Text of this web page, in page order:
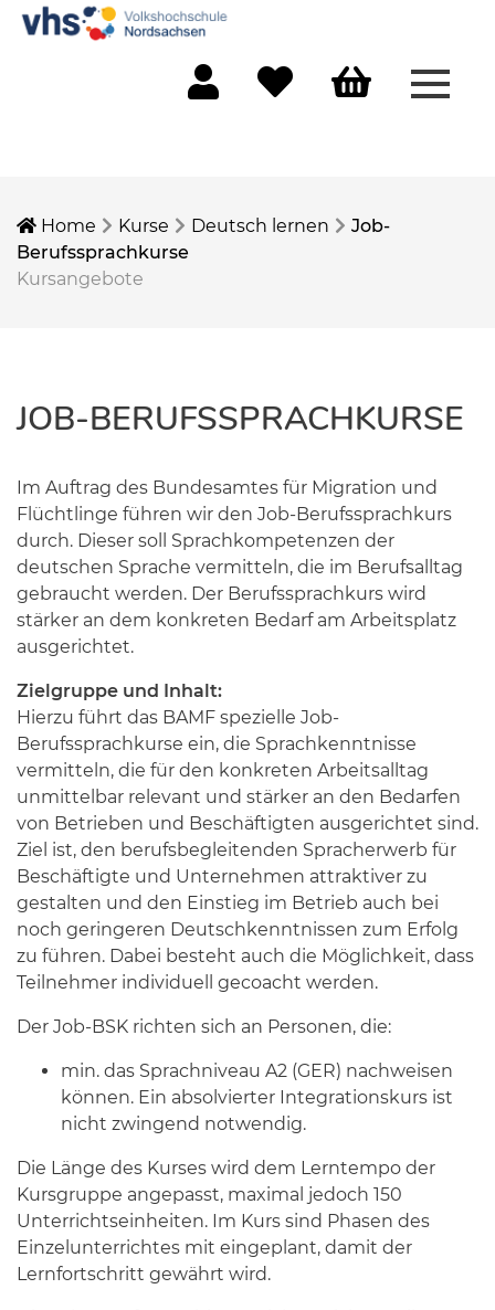
Home Kurse Deutsch lernen
Job-
Berufssprachkurse
Kursangebote
JOB-BERUFSSPRACHKURSE
Im Auftrag des Bundesamtes für Migration und
Flüchtlinge führen wir den Job-Berufssprachkurs
durch. Dieser soll Sprachkompetenzen der
deutschen Sprache vermitteln, die im Berufsalltag
gebraucht werden. Der Berufssprachkurs wird
stärker an dem konkreten Bedarf am Arbeitsplatz
ausgerichtet.
Zielgruppe und Inhalt:
Hierzu führt das BAMF spezielle Job-
Berufssprachkurse ein, die Sprachkenntnisse
vermitteln, die für den konkreten Arbeitsalltag
unmittelbar relevant und stärker an den Bedarfen
von Betrieben und Beschäftigten ausgerichtet sind.
Ziel ist, den berufsbegleitenden Spracherwerb für
Beschäftigte und Unternehmen attraktiver zu
gestalten und den Einstieg im Betrieb auch bei
noch geringeren Deutschkenntnissen zum Erfolg
zu führen. Dabei besteht auch die Möglichkeit, dass
Teilnehmer individuell gecoacht werden.
Der Job-BSK richten sich an Personen, die:
min. das Sprachniveau A2 (GER) nachweisen
können. Ein absolvierter Integrationskurs ist
nicht zwingend notwendig.
Die Länge des Kurses wird dem Lerntempo der
Kursgruppe angepasst, maximal jedoch 150
Unterrichtseinheiten. Im Kurs sind Phasen des
Einzelunterrichtes mit eingeplant, damit der
Lernfortschritt gewährt wird.